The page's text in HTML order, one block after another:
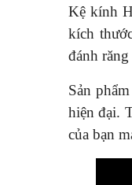
Kệ kính
kích
đánh
Sản
hiện đại.
của bạn